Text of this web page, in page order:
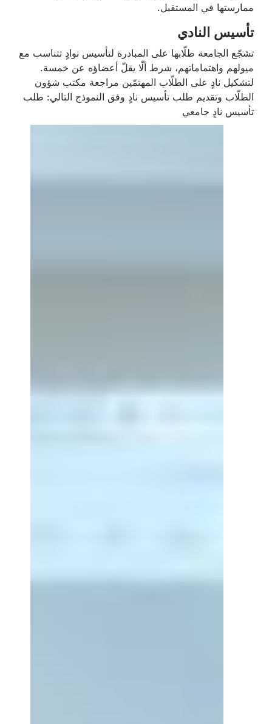
ممارستها في المستقبل.
تأسيس النادي
تشجّع الجامعة طلّابها على المبادرة لتأسيس نوادٍ تتناسب مع
ميولهم واهتماماتهم، شرط ألّا يقلّ أعضاؤه عن خمسة.
لتشكيل نادٍ على الطلّاب المهتمّين مراجعة مكتب شؤون
الطلّاب وتقديم طلب تأسيس نادٍ وفق النموذج التالي: طلب
تأسيس نادٍ جامعي